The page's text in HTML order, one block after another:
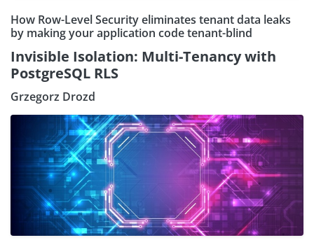
How Row-Level Security eliminates tenant data leaks
by making your application code tenant-blind
Invisible Isolation: Multi-Tenancy with
PostgreSQL RLS
Grzegorz Drozd